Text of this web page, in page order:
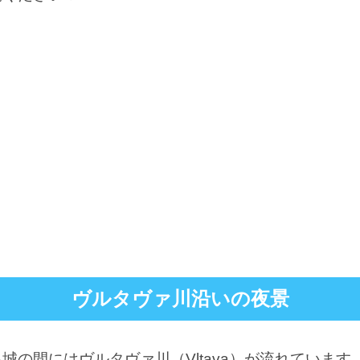
ヴルタヴァ川沿いの夜景